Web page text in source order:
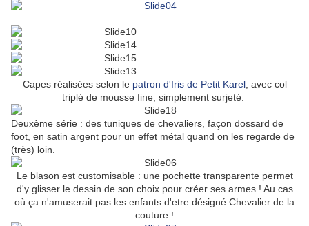
Capes réalisées selon le patron d'Iris de Petit Karel, avec col
triplé de mousse fine, simplement surjeté.
Deuxème série : des tuniques de chevaliers, façon dossard de
foot, en satin argent pour un effet métal quand on les regarde de
(très) loin.
Le blason est customisable : une pochette transparente permet
d'y glisser le dessin de son choix pour créer ses armes ! Au cas
où ça n'amuserait pas les enfants d'etre désigné Chevalier de la
couture !